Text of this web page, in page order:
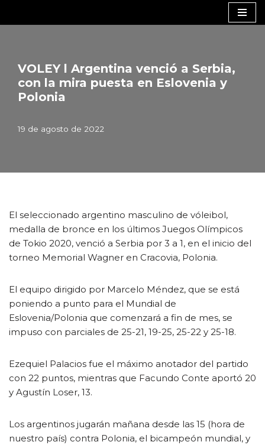
VOLEY l Argentina venció a Serbia,
con la mira puesta en Eslovenia y
Polonia
19 de agosto de 2022
El seleccionado argentino masculino de vóleibol,
medalla de bronce en los últimos Juegos Olímpicos
de Tokio 2020, venció a Serbia por 3 a 1, en el inicio del
torneo Memorial Wagner en Cracovia, Polonia.
El equipo dirigido por Marcelo Méndez, que se está
poniendo a punto para el Mundial de
Eslovenia/Polonia que comenzará a fin de mes, se
impuso con parciales de 25-21, 19-25, 25-22 y 25-18.
Ezequiel Palacios fue el máximo anotador del partido
con 22 puntos, mientras que Facundo Conte aportó 20
y Agustín Loser, 13.
Los argentinos jugarán mañana desde las 15 (hora de
nuestro país) contra Polonia, el bicampeón mundial, y